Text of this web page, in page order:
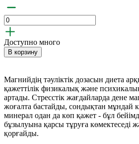
Доступно много
В корзину
Магнийдің тәуліктік дозасын диета
қажеттілік физикалық және
артады. Стресстік жағдайларда дене
жоғалта бастайды, сондықтан мұндай
минерал одан да көп қажет - бұл
бұзылуына қарсы тұруға көмектеседі
қорғайды.